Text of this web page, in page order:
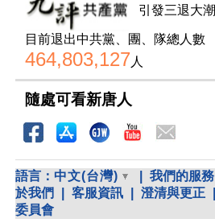
引發三退大潮
目前退出中共黨、團、隊總人數
464,803,127人
隨處可看新唐人
語言： 中文(台灣) 我們的服務
於我們
客服資訊 澄清與更正
委員會